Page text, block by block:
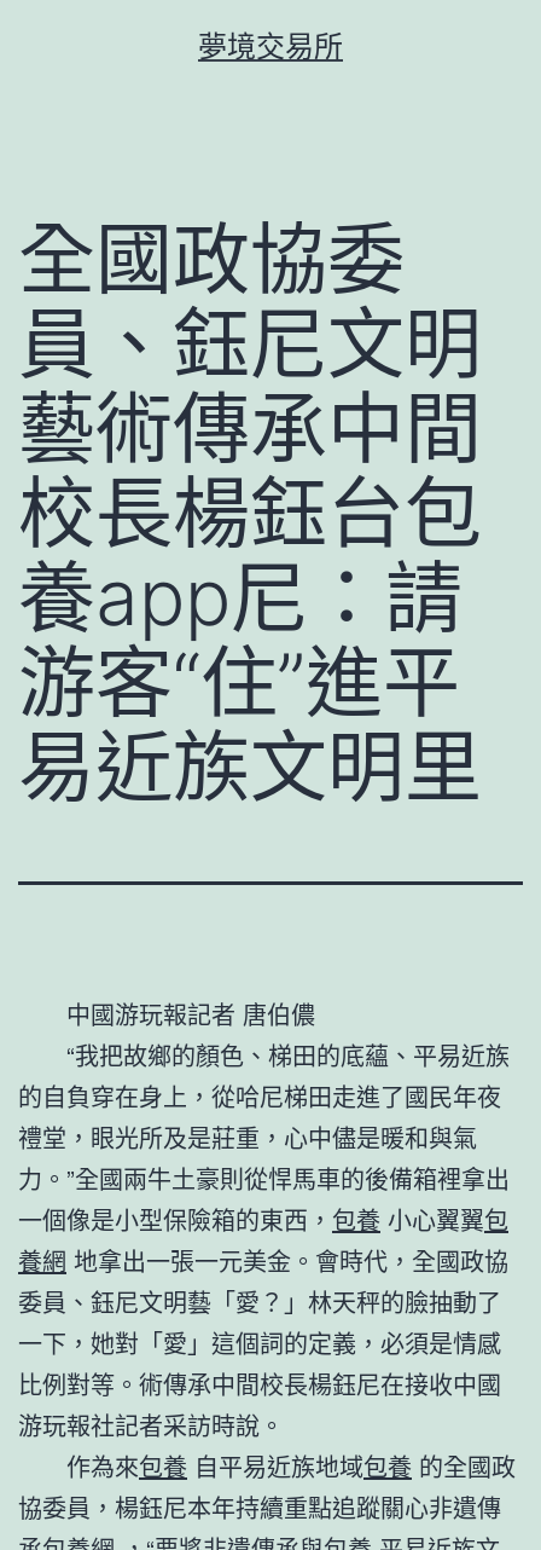
夢境交易所
全國政協委
員、鈺尼文明
藝術傳承中間
校長楊鈺台包
養app尼：請
游客“住”進平
易近族文明里
中國游玩報記者 唐伯儂
“我把故鄉的顏色、梯田的底蘊、平易近族
的自負穿在身上，從哈尼梯田走進了國民年夜
禮堂，眼光所及是莊重，心中儘是暖和與氣
力。”全國兩牛土豪則從悍馬車的後備箱裡拿出
一個像是小型保險箱的東西， 包養 小心翼翼包
養網 地拿出一張一元美金。會時代，全國政協
委員、鈺尼文明藝「愛？」林天秤的臉抽動了
一下，她對「愛」這個詞的定義，必須是情感
比例對等。術傳承中間校長楊鈺尼在接收中國
游玩報社記者采訪時說。
作為來包養 自平易近族地域包養 的全國政
協委員，楊鈺尼本年持續重點追蹤關心非遺傳